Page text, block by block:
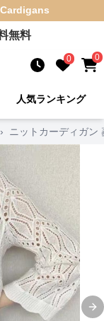
Cardigans
無料
0 0
人気ランキング
› ニットカーディガン